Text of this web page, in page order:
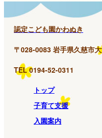
認定こども園かわぬき
〒028-0083 岩手県久慈市
TEL 0194-52-0311
トップ
子育て支援
入園案内